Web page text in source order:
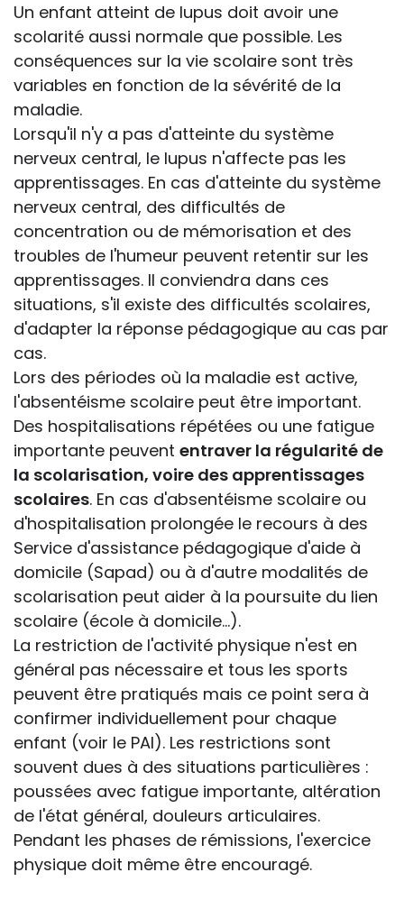
Un enfant atteint de lupus doit avoir une
scolarité aussi normale que possible. Les
conséquences sur la vie scolaire sont très
variables en fonction de la sévérité de la
maladie.
Lorsqu'il n'y a pas d'atteinte du système
nerveux central, le lupus n'affecte pas les
apprentissages. En cas d'atteinte du système
nerveux central, des difficultés de
concentration ou de mémorisation et des
troubles de l'humeur peuvent retentir sur les
apprentissages. Il conviendra dans ces
situations, s'il existe des difficultés scolaires,
d'adapter la réponse pédagogique au cas par
cas.
Lors des périodes où la maladie est active,
l'absentéisme scolaire peut être important.
Des hospitalisations répétées ou une fatigue
importante peuvent entraver la régularité de
la scolarisation, voire des apprentissages
scolaires. En cas d'absentéisme scolaire ou
d'hospitalisation prolongée le recours à des
Service d'assistance pédagogique d'aide à
domicile (Sapad) ou à d'autre modalités de
scolarisation peut aider à la poursuite du lien
scolaire (école à domicile...).
La restriction de l'activité physique n'est en
général pas nécessaire et tous les sports
peuvent être pratiqués mais ce point sera à
confirmer individuellement pour chaque
enfant (voir le PAI). Les restrictions sont
souvent dues à des situations particulières :
poussées avec fatigue importante, altération
de l'état général, douleurs articulaires.
Pendant les phases de rémissions, l'exercice
physique doit même être encouragé.